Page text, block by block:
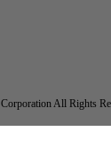
All